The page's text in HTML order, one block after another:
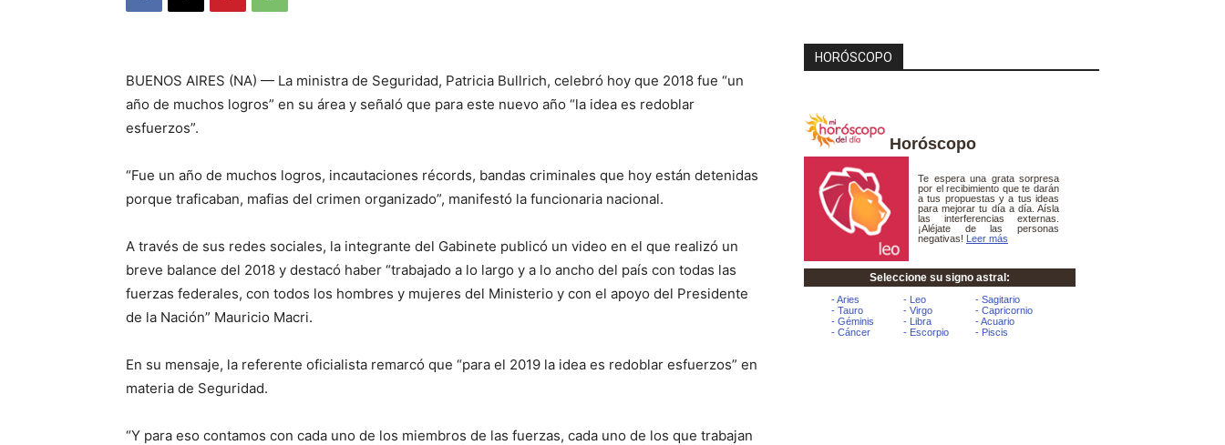
BUENOS AIRES (NA) — La ministra de Seguridad, Patricia Bullrich, celebró hoy que 2018 fue “un
año de muchos logros” en su área y señaló que para este nuevo año “la idea es redoblar
esfuerzos”.
“Fue un año de muchos logros, incautaciones récords, bandas criminales que hoy están detenidas
porque traficaban, mafias del crimen organizado”, manifestó la funcionaria nacional.
A través de sus redes sociales, la integrante del Gabinete publicó un video en el que realizó un
breve balance del 2018 y destacó haber “trabajado a lo largo y a lo ancho del país con todas las
fuerzas federales, con todos los hombres y mujeres del Ministerio y con el apoyo del Presidente
de la Nación” Mauricio Macri.
En su mensaje, la referente oficialista remarcó que “para el 2019 la idea es redoblar esfuerzos” en
materia de Seguridad.
“Y para eso contamos con cada uno de los miembros de las fuerzas, cada uno de los que trabajan
HORÓSCOPO
Horóscopo